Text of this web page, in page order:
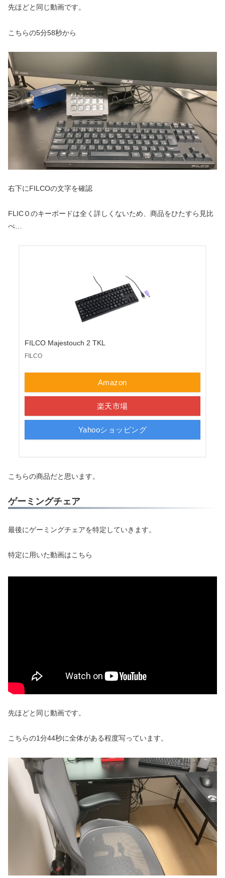
先ほどと同じ動画です。
こちらの5分58秒から
右下にFILCOの文字を確認
FLICＯのキーボードは全く詳しくないため、商品をひたすら見比
べ…
FILCO Majestouch 2 TKL
FILCO
Amazon
楽天市場
Yahooショッピング
こちらの商品だと思います。
ゲーミングチェア
最後にゲーミングチェアを特定していきます。
特定に用いた動画はこちら
先ほどと同じ動画です。
こちらの1分44秒に全体がある程度写っています。